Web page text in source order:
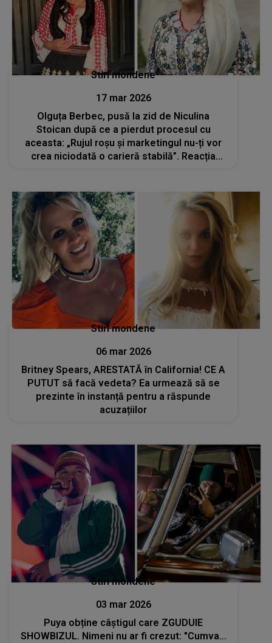
Stiri mondene
17 mar 2026
Olguța Berbec, pusă la zid de Niculina
Stoican după ce a pierdut procesul cu
aceasta: „Rujul roșu și marketingul nu-ți vor
crea niciodată o carieră stabilă”. Reacția
Stiri mondene
06 mar 2026
Britney Spears, ARESTATĂ în California! CE A
PUTUT să facă vedeta? Ea urmează să se
prezinte în instanță pentru a răspunde
acuzațiilor
Stiri mondene
03 mar 2026
Puya obține câștigul care ZGUDUIE
SHOWBIZUL. Nimeni nu ar fi crezut: "Cumva…